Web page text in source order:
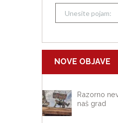
NOVE OBJAVE
Razorno
naš grad